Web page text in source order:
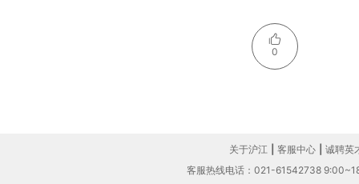
0
关于沪江 客服中心
诚聘英
客服热线电话：021-61542738